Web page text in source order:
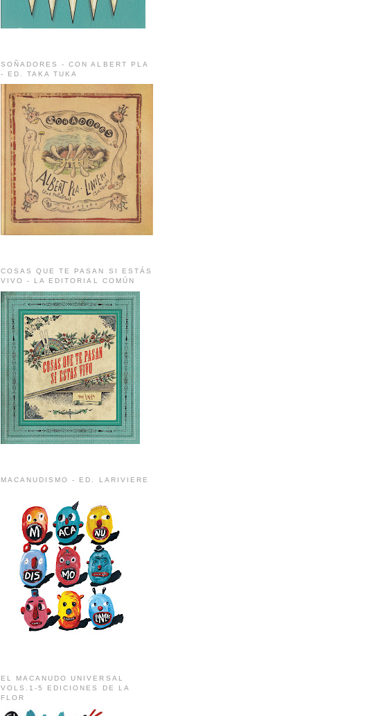
SOÑADORES - CON ALBERT PLA
- ED. TAKA TUKA
COSAS QUE TE PASAN SI ESTÁS
VIVO - LA EDITORIAL COMÚN
MACANUDISMO - ED. LARIVIERE
EL MACANUDO UNIVERSAL
VOLS.1-5 EDICIONES DE LA
FLOR